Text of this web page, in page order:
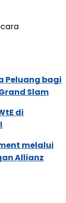
Peluang bagi
Slam
di
melalui
Allianz